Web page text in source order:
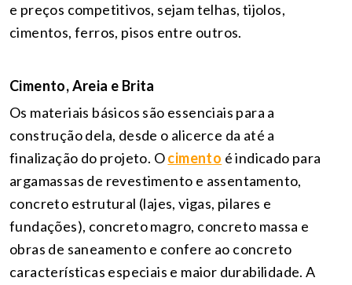
e preços competitivos, sejam telhas, tijolos,
cimentos, ferros, pisos entre outros.
Cimento, Areia e Brita
Os materiais básicos são essenciais para a
construção dela, desde o alicerce da até a
finalização do projeto. Ocimento é indicado para
argamassas de revestimento e assentamento,
concreto estrutural (lajes, vigas, pilares e
fundações), concreto magro, concreto massa e
obras de saneamento e confere ao concreto
características especiais e maior durabilidade. A